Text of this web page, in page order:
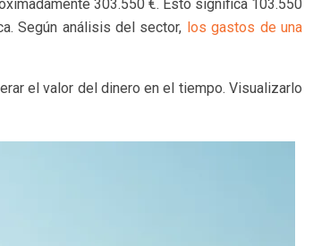
303.550 €. Esto significa 103.550
Según análisis del sector, los gastos de una
el valor del dinero en el tiempo. Visualizarlo